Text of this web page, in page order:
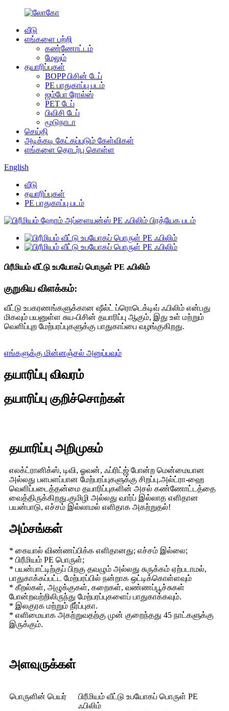
வீடு
எங்களை பற்றி
கண்ணோட்டம்
மேலும்
தயாரிப்புகள்
BOPP பிசின் டேப்
PE பாதுகாப்பு படம்
ஜம்போ ரோல்ஸ்
PET டேப்
பிவிசி டேப்
மூடுநாடா
செய்தி
அடிக்கடி கேட்கப்படும் கேள்விகள்
எங்களை தொடர்பு கொள்ள
English
வீடு
தயாரிப்புகள்
PE பாதுகாப்பு படம்
பிரீமியம் வீட்டு உபயோகப் பொருள் PE ஃபிலிம்
குறுகிய விளக்கம்:
வீட்டு உபகரணங்களுக்கான ஷீல்ட் ப்ரொடெக்டிவ் ஃபிலிம் என்பது
மிகவும் பயனுள்ள சுய-பிசின் தயாரிப்பு ஆகும், இது உள் மற்றும்
வெளிப்புற மேற்பரப்புகளுக்கு பாதுகாப்பை வழங்குகிறது.
எங்களுக்கு மின்னஞ்சல் அனுப்பவும்
தயாரிப்பு விவரம்
தயாரிப்பு குறிச்சொற்கள்
தயாரிப்பு அறிமுகம்
எலக்ட்ரானிக்ஸ், டிவி, ஓவன், ஃப்ரிட்ஜ் போன்ற மென்மையான
அல்லது பளபளப்பான மேற்பரப்புகளுக்கு சிறப்பு.அல்ட்ரா-ஹை
வெளிப்படைத்தன்மை தயாரிப்புகளின் அசல் கண்ணோட்டத்தை
வைத்திருக்கிறது.குமிழி அல்லது வார்ப் இல்லாத எளிதான
பயன்பாடு, எச்சம் இல்லாமல் எளிதாக அகற்றுதல்!
அம்சங்கள்
* கையால் விண்ணப்பிக்க எளிதானது; எச்சம் இல்லை;
* பிரீமியம் PE பொருள்;
* பயன்பாட்டிற்குப் பிறகு தவழும் அல்லது சுருக்கம் ஏற்படாமல்,
பாதுகாக்கப்பட்ட மேற்பரப்பில் நன்றாக ஒட்டிக்கொள்ளவும்
* கீறல்கள், அழுக்குகள், கறைகள், வண்ணப்பூச்சுகள்
போன்றவற்றிலிருந்து மேற்பரப்புகளைப் பாதுகாக்கவும்.
* இலகுரக மற்றும் நீர்ப்புகா.
* எளிமையாக அகற்றுவதற்கு முன் குறைந்தது 45 நாட்களுக்கு
இருக்கும்.
அளவுருக்கள்
பொருளின் பெயர்
பிரீமியம் வீட்டு உபயோகப் பொருள் PE
ஃபிலிம்